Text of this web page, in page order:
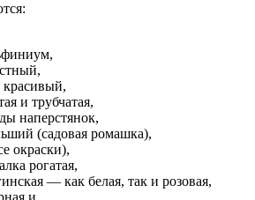
красивый,
и трубчатая,
наперстянок,
(садовая ромашка),
окраски),
рогатая,
— как белая, так и розовая,